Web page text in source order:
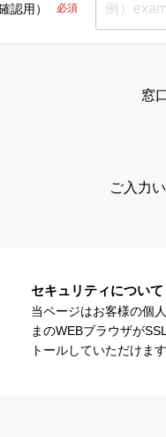
認用） 必須
窓
ご入力
セキュリティについて
当ページはお客様の個
まのWEBブラウザが
トールしていただけま